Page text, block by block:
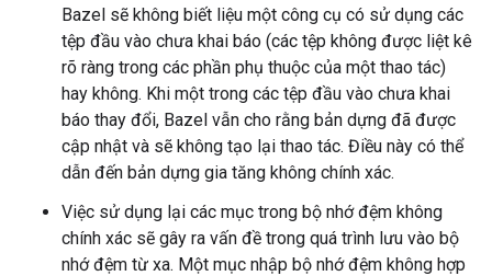
Bazel sẽ không biết liệu một công cụ có sử dụng các
tệp đầu vào chưa khai báo (các tệp không được liệt kê
rõ ràng trong các phần phụ thuộc của một thao tác)
hay không. Khi một trong các tệp đầu vào chưa khai
báo thay đổi, Bazel vẫn cho rằng bản dựng đã được
cập nhật và sẽ không tạo lại thao tác. Điều này có thể
dẫn đến bản dựng gia tăng không chính xác.
Việc sử dụng lại các mục trong bộ nhớ đệm không
chính xác sẽ gây ra vấn đề trong quá trình lưu vào bộ
nhớ đệm từ xa. Một mục nhập bộ nhớ đệm không hợp